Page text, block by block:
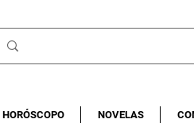
HORÓSCOPO NOVELAS